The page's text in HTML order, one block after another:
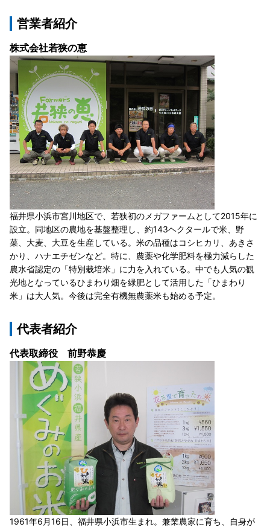
営業者紹介
株式会社若狭の恵
福井県小浜市宮川地区で、若狭初のメガファームとして2015年に
設立。同地区の農地を基盤整理し、約143ヘクタールで米、野
菜、大麦、大豆を生産している。米の品種はコシヒカリ、あきさ
かり、ハナエチゼンなど。特に、農薬や化学肥料を極力減らした
農水省認定の「特別栽培米」に力を入れている。中でも人気の観
光地となっているひまわり畑を緑肥として活用した「ひまわり
米」は大人気。今後は完全有機無農薬米も始める予定。
代表者紹介
代表取締役 前野恭慶
1961年6月16日、福井県小浜市生まれ。兼業農家に育ち、自身が